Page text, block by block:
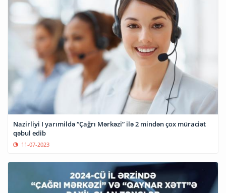
Nazirliyi I yarımildə “Çağrı Mərkəzi” ilə 2 mindən çox müraciət
qəbul edib
11-07-2023